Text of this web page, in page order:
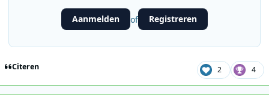
Aanmelden of Registreren
Citeren 2 4